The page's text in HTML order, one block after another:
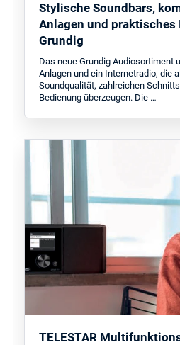
Stylische Soundbars,
Anlagen und
Grundig
Das neue Grundig Audiosortiment
Anlagen und ein Internetradio, die
Soundqualität, zahlreichen
Bedienung überzeugen. Die …
TELESTAR